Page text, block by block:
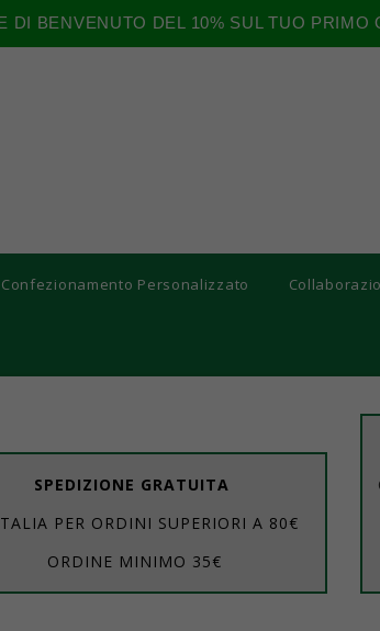
DI BENVENUTO DEL 10% SUL TUO PRIMO
Confezionamento Personalizzato
SPEDIZIONE GRATUITA
PER ORDINI SUPERIORI A 80€
ORDINE MINIMO 35€